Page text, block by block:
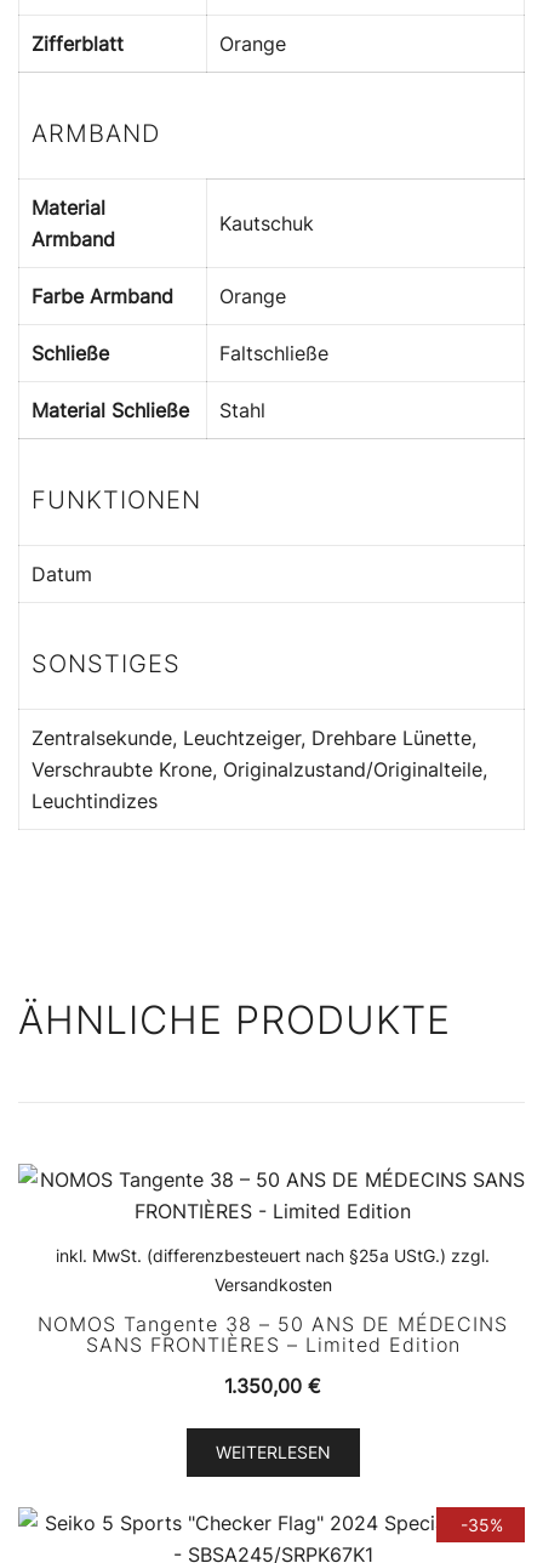
Zifferblatt Orange
ARMBAND
Material
Armband
Kautschuk
Farbe Armband Orange
Schließe Faltschließe
Material Schließe Stahl
FUNKTIONEN
Datum
SONSTIGES
Zentralsekunde, Leuchtzeiger, Drehbare Lünette,
Verschraubte Krone, Originalzustand/Originalteile,
Leuchtindizes
ÄHNLICHE PRODUKTE
inkl. MwSt. (differenzbesteuert nach §25a UStG.) zzgl.
Versandkosten
NOMOS Tangente 38 – 50 ANS DE MÉDECINS
SANS FRONTIÈRES – Limited Edition
1.350,00 €
WEITERLESEN
-35%